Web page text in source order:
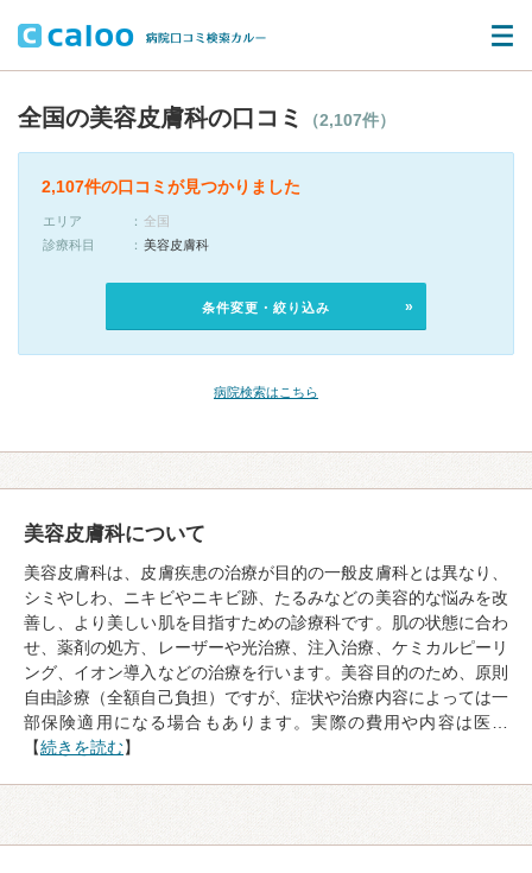
全国の美容皮膚科の口コミ （2,107件）
2,107件の口コミが見つかりました
エリア
全国
診療科目
美容皮膚科
条件変更・絞り込み
病院検索はこちら
美容皮膚科について
美容皮膚科は、皮膚疾患の治療が目的の一般皮膚科とは異なり、
シミやしわ、ニキビやニキビ跡、たるみなどの美容的な悩みを改
善し、より美しい肌を目指すための診療科です。肌の状態に合わ
せ、薬剤の処方、レーザーや光治療、注入治療、ケミカルピーリ
ング、イオン導入などの治療を行います。美容目的のため、原則
自由診療（全額自己負担）ですが、症状や治療内容によっては一
部保険適用になる場合もあります。実際の費用や内容は医…
【続きを読む】